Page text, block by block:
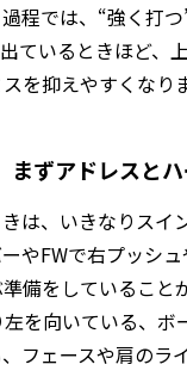
程では、“強く打
ているときほど
を抑えやすくなりま
まずアドレスと
は、いきなりス
やFWで右プッシ
備をしているこ
を向いている、
フェースや肩の